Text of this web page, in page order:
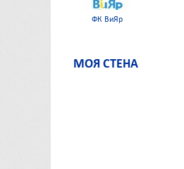
ФК ВиЯр
МОЯ СТЕНА